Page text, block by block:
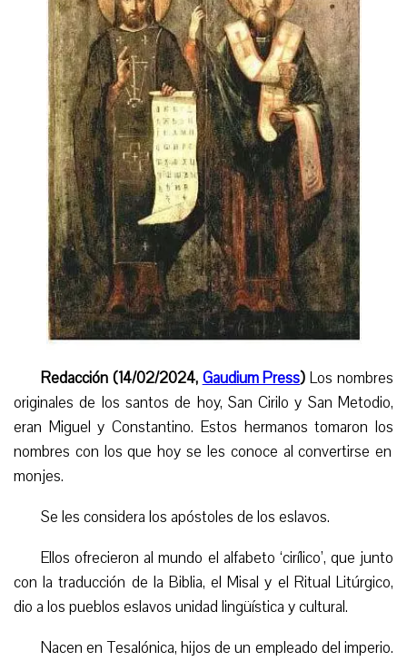
Redacción (14/02/2024, Gaudium Press) Los nombres
originales de los santos de hoy, San Cirilo y San Metodio,
eran Miguel y Constantino. Estos hermanos tomaronlos
nombres con los que hoy se les conoce al convertirse en
monjes.
Se les considera los apóstoles de los eslavos.
Ellos ofrecieron al mundo el alfabeto ‘cirílico’, que junto
con la traducción de la Biblia, el Misal y el Ritual Litúrgico,
dio a los pueblos eslavos unidad lingüística y cultural.
Nacen en Tesalónica, hijos de un empleado del imperio.